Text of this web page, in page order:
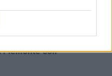
Piemonte con